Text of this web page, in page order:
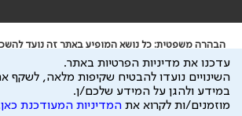
הבהרה משפטית: כל נושא המופיע באתר זה נועד
ייעוץ רפואי או משפטי. אין הר"י אחראית לתוכן
שעלול להיגרם.
ידוע לי שהר"י אוספת ושומרת מידע אישי לצורך מתן
להיות מועבר לצדדים שלישיים, הכל בכפוף למדיניות
עדכנו את מדיניות הפרטיות באתר.
השינויים נועדו להבטיח שקיפות מלאה, לשקף
במידע ולהגן על המידע שלכם/ן.
מוזמנים/ות לקרוא את המדיניות המעודכנת כאן